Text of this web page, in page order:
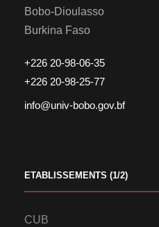
Bobo-Dioulasso
Burkina Faso
+226 20-98-06-35
+226 20-98-25-77
info@univ-bobo.gov.bf
ETABLISSEMENTS (1/2)
CUB